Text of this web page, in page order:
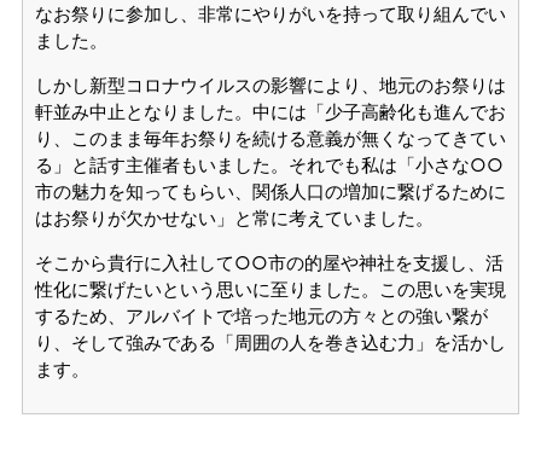
なお祭りに参加し、非常にやりがいを持って取り組んでい
ました。
しかし新型コロナウイルスの影響により、地元のお祭りは
軒並み中止となりました。中には「少子高齢化も進んでお
り、このまま毎年お祭りを続ける意義が無くなってきてい
る」と話す主催者もいました。それでも私は「小さな○○
市の魅力を知ってもらい、関係人口の増加に繋げるために
はお祭りが欠かせない」と常に考えていました。
そこから貴行に入社して○○市の的屋や神社を支援し、活
性化に繋げたいという思いに至りました。この思いを実現
するため、アルバイトで培った地元の方々との強い繋が
り、そして強みである「周囲の人を巻き込む力」を活かし
ます。